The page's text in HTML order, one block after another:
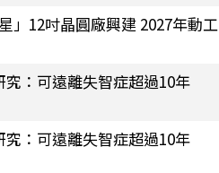
」12吋晶圓廠興建 2027年動工
：可遠離失智症超過10年
：可遠離失智症超過10年